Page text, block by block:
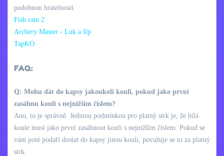
podobnou hratelností.
Fish rain 2
Archery Master - Luk a šíp
TapKO
FAQ:
Q: Mohu dát do kapsy jakoukoli kouli, pokud jako první
zasáhnu kouli s nejnižším číslem?
Ano, to je správně. Jedinou podmínkou pro platný strk je, že bílá
koule musí jako první zasáhnout kouli s nejnižším číslem. Pokud se
vám poté podaří dostat do kapsy jinou kouli, považuje se to za platný
strk.